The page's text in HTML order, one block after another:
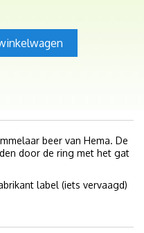
beer van Hema. De
door de ring met het gat
label (iets vervaagd)